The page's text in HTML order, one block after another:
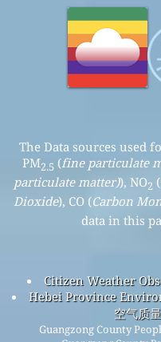
The Data sources used
PM2.5 (fine particulate
particulate matter)), NO2 (
Dioxide), CO (Carbon
data in this
Citizen Weather
Hebei Province
空气质
Guangzong County